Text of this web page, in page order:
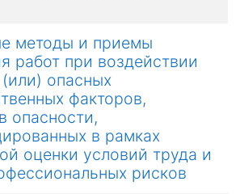
методы и приемы
работ при воздействии
опасных
факторов,
опасности,
в рамках
оценки условий труда и
рисков